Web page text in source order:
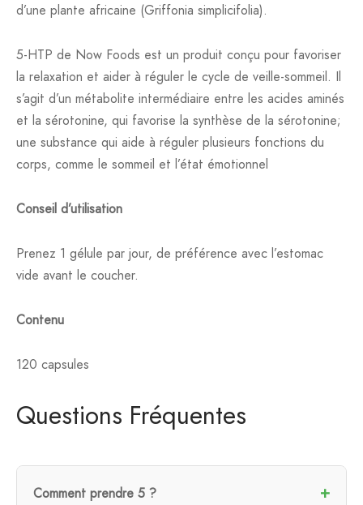
d’une plante africaine (Griffonia simplicifolia).
5-HTP de Now Foods est un produit conçu pour favoriser
la relaxation et aider à réguler le cycle de veille-sommeil. Il
s’agit d’un métabolite intermédiaire entre les acides aminés
et la sérotonine, qui favorise la synthèse de la sérotonine;
une substance qui aide à réguler plusieurs fonctions du
corps, comme le sommeil et l’état émotionnel
Conseil d’utilisation
Prenez 1 gélule par jour, de préférence avec l’estomac
vide avant le coucher.
Contenu
120 capsules
Questions Fréquentes
Comment prendre 5 ?